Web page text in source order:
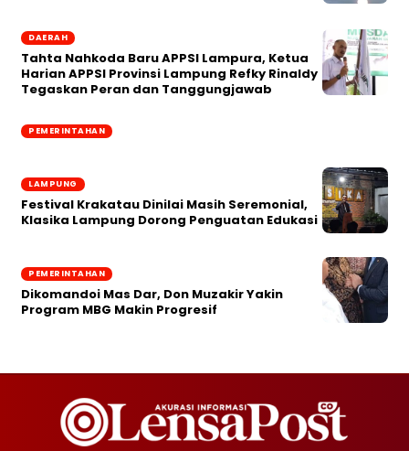
DAERAH
Tahta Nahkoda Baru APPSI Lampura, Ketua
Harian APPSI Provinsi Lampung Refky Rinaldy
Tegaskan Peran dan Tanggungjawab
PEMERINTAHAN
LAMPUNG
Festival Krakatau Dinilai Masih Seremonial,
Klasika Lampung Dorong Penguatan Edukasi
PEMERINTAHAN
Dikomandoi Mas Dar, Don Muzakir Yakin
Program MBG Makin Progresif